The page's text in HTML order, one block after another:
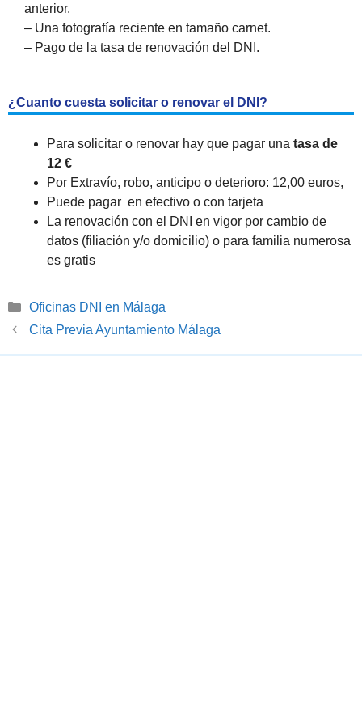
anterior.
– Una fotografía reciente en tamaño carnet.
– Pago de la tasa de renovación del DNI.
¿Cuanto cuesta solicitar o renovar el DNI?
Para solicitar o renovar hay que pagar una tasa de
12 €
Por Extravío, robo, anticipo o deterioro: 12,00 euros,
Puede pagar en efectivo o con tarjeta
La renovación con el DNI en vigor por cambio de
datos (filiación y/o domicilio) o para familia numerosa
es gratis
Categorías
Oficinas DNI en Málaga
Cita Previa Ayuntamiento Málaga